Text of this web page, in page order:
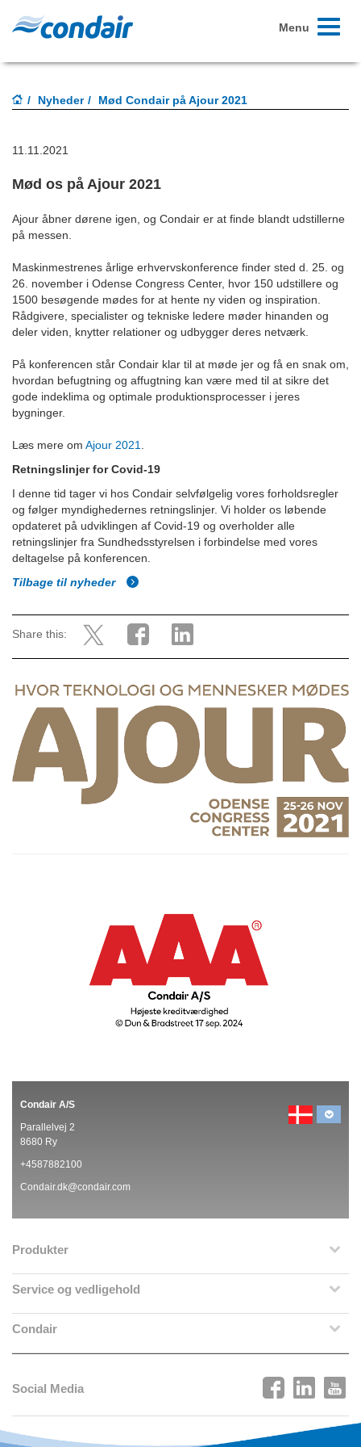
Toggle
Menu
Nyheder Mød Condair på Ajour 2021
11.11.2021
Mød os på Ajour 2021
Ajour åbner dørene igen, og Condair er at finde blandt udstillerne
på messen.
Maskinmestrenes årlige erhvervskonference finder sted d. 25. og
26. november i Odense Congress Center, hvor 150 udstillere og
1500 besøgende mødes for at hente ny viden og inspiration.
Rådgivere, specialister og tekniske ledere møder hinanden og
deler viden, knytter relationer og udbygger deres netværk.
På konferencen står Condair klar til at møde jer og få en snak om,
hvordan befugtning og affugtning kan være med til at sikre det
gode indeklima og optimale produktionsprocesser i jeres
bygninger.
Læs mere om Ajour 2021
Retningslinjer for Covid-19
I denne tid tager vi hos Condair selvfølgelig vores forholdsregler
og følger myndighedernes retningslinjer. Vi holder os løbende
opdateret på udviklingen af Covid-19 og overholder alle
retningslinjer fra Sundhedsstyrelsen i forbindelse med vores
deltagelse på konferencen.
Tilbage til nyheder
Share this:
Condair A/S
Parallelvej 2
8680 Ry
+4587882100
Condair.dk@condair.com
Produkter
Service og vedligehold
Condair
Social Media